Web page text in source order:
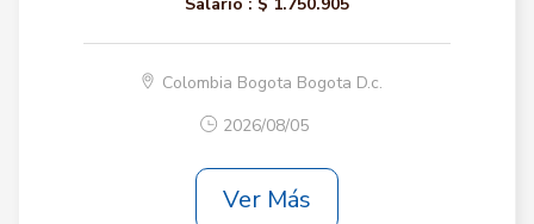
Colombia Bogota Bogota D.c.
2026/08/05
Ver Más